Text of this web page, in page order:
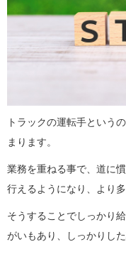
トラックの運転手という
まります。
業務を重ねる事で、道に
行えるようになり、より
そうすることでしっかり
がいもあり、しっかりし